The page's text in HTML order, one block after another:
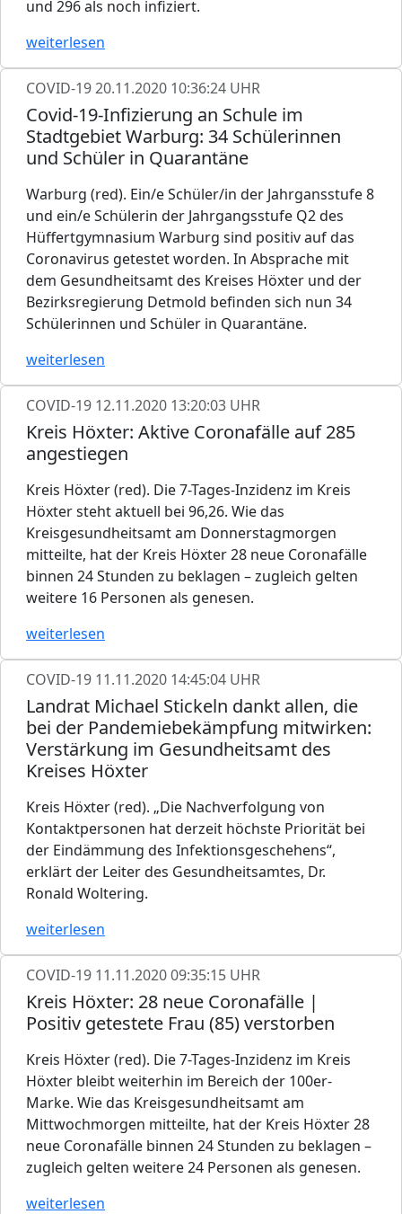
und 296 als noch infiziert.
weiterlesen
COVID-1920.11.2020 10:36:24 UHR
Covid-19-Infizierung an Schule im
Stadtgebiet Warburg: 34 Schülerinnen
und Schüler in Quarantäne
Warburg (red). Ein/e Schüler/in der Jahrgansstufe 8
und ein/e Schülerin der Jahrgangsstufe Q2 des
Hüffertgymnasium Warburg sind positiv auf das
Coronavirus getestet worden. In Absprache mit
dem Gesundheitsamt des Kreises Höxter und der
Bezirksregierung Detmold befinden sich nun 34
Schülerinnen und Schüler in Quarantäne.
weiterlesen
COVID-19 12.11.2020 13:20:03 UHR
Kreis Höxter: Aktive Coronafälle auf 285
angestiegen
Kreis Höxter (red). Die 7-Tages-Inzidenz im Kreis
Höxter steht aktuell bei 96,26. Wie das
Kreisgesundheitsamt am Donnerstagmorgen
mitteilte, hat der Kreis Höxter 28 neue Coronafälle
binnen 24 Stunden zu beklagen – zugleich gelten
weitere 16 Personen als genesen.
weiterlesen
COVID-19 11.11.2020 14:45:04 UHR
Landrat Michael Stickeln dankt allen, die
bei der Pandemiebekämpfung mitwirken:
Verstärkung im Gesundheitsamt des
Kreises Höxter
Kreis Höxter (red). „Die Nachverfolgung von
Kontaktpersonen hat derzeit höchste Priorität bei
der Eindämmung des Infektionsgeschehens“,
erklärt der Leiter des Gesundheitsamtes, Dr.
Ronald Woltering.
weiterlesen
COVID-19 11.11.2020 09:35:15 UHR
Kreis Höxter: 28 neue Coronafälle |
Positiv getestete Frau (85) verstorben
Kreis Höxter (red). Die 7-Tages-Inzidenz im Kreis
Höxter bleibt weiterhin im Bereich der 100er-
Marke. Wie das Kreisgesundheitsamt am
Mittwochmorgen mitteilte, hat der Kreis Höxter 28
neue Coronafälle binnen 24 Stunden zu beklagen –
zugleich gelten weitere 24 Personen als genesen.
weiterlesen